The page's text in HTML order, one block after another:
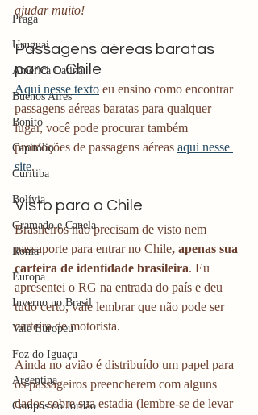
Praga
Uruguai
América Latina
Buenos Aires
Bonito
Capitólio
Curitiba
Bolívia
Gramado e Canela
Roma
Europa
Inverno no Brasil
Vale Europeu
Foz do Iguaçu
Argentina
Campos do Jordão
ajudar muito!
Passagens aéreas baratas
para o Chile
Aqui nesse texto eu ensino como encontrar
passagens aéreas baratas para qualquer
lugar, você pode procurar também
promoções de passagens aéreas aqui nesse
site.
Visto para o Chile
Brasileiros não precisam de visto nem
passaporte para entrar no Chile, apenas sua
carteira de identidade brasileira. Eu
apresentei o RG na entrada do país e deu
tudo certo, vale lembrar que não pode ser
carteira de motorista.
Ainda no avião é distribuído um papel para
os passageiros preencherem com alguns
dados sobre sua estadia (lembre-se de levar